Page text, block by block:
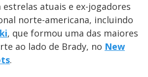
estrelas atuais e ex-jogadores
norte-americana, incluindo
, que formou uma das maiores
ao lado de Brady, no New
.